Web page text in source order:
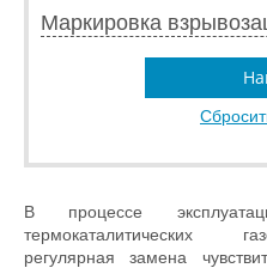
Маркировка
В процессе
термокаталитических
регулярная замена